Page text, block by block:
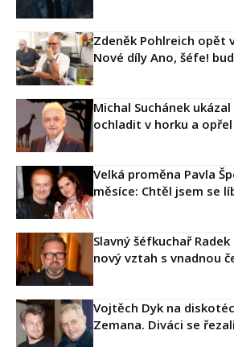
Zdeněk Pohlreich opět
Nové díly Ano, šéfe!
Michal Suchánek
ochladit v horku a
Velká proměna Pavla
měsíce: Chtěl jsem se
Slavný šéfkuchař
nový vztah s vnadnou
Vojtěch Dyk na
Zemana. Diváci se